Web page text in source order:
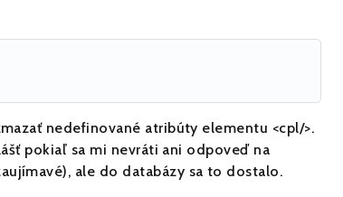
nedefinované atribúty elementu <cpl/>.
pokiaľ sa mi nevráti ani odpoveď na
ale do databázy sa to dostalo.